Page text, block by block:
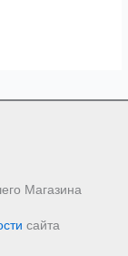
Магазина
сайта